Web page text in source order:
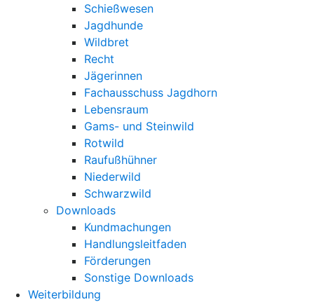
Schießwesen
Jagdhunde
Wildbret
Recht
Jägerinnen
Fachausschuss Jagdhorn
Lebensraum
Gams- und Steinwild
Rotwild
Raufußhühner
Niederwild
Schwarzwild
Downloads
Kundmachungen
Handlungsleitfaden
Förderungen
Sonstige Downloads
Weiterbildung